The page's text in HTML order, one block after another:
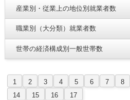
産業別・従業上の地位別就業者数
職業別（大分類）就業者数
世帯の経済構成別一般世帯数
1 2 3 4 5 6 7 8
14
15 16
17